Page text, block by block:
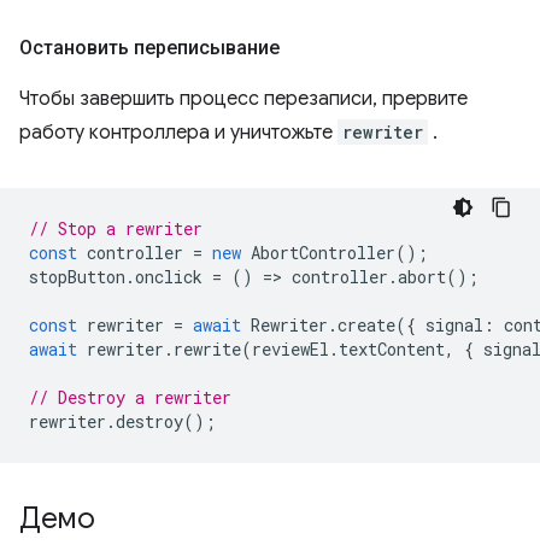
Остановить переписывание
Чтобы завершить процесс перезаписи, прервите
работу контроллера и уничтожьте rewriter .
// Stop a rewriter
const controller = new AbortController();
stopButton .onclick = () => controller .abort();
const rewriter = await Rewriter .create({ signal :
await rewriter . rewrite(reviewEl . textContent, { signal
// Destroy a rewriter
rewriter .destroy();
Демо